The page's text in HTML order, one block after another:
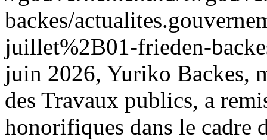
backes/
juillet%2B01-frieden-
juin 2026, Yuriko Backes,
des Travaux publics, a
honorifiques dans le cadre